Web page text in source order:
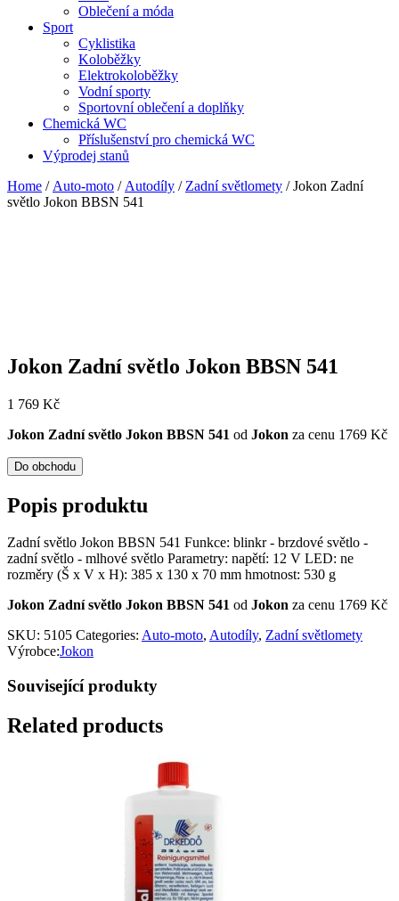
Oblečení a móda
Sport
Cyklistika
Koloběžky
Elektrokoloběžky
Vodní sporty
Sportovní oblečení a doplňky
Chemická WC
Příslušenství pro chemická WC
Výprodej stanů
Home / Auto-moto / Autodíly / Zadní světlomety / Jokon Zadní
světlo Jokon BBSN 541
Jokon Zadní světlo Jokon BBSN 541
1 769 Kč
Jokon Zadní světlo Jokon BBSN 541 od Jokon za cenu 1769 Kč
Do obchodu
Popis produktu
Zadní světlo Jokon BBSN 541 Funkce: blinkr - brzdové světlo -
zadní světlo - mlhové světlo Parametry: napětí: 12 V LED: ne
rozměry (Š x V x H): 385 x 130 x 70 mm hmotnost: 530 g
Jokon Zadní světlo Jokon BBSN 541 od Jokon za cenu 1769 Kč
SKU: 5105 Categories: Auto-moto, Autodíly, Zadní světlomety
Výrobce:Jokon
Související produkty
Related products